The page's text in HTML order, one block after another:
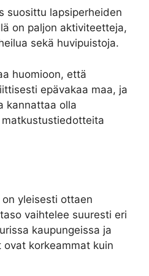
suosittu lapsiperheiden
on paljon aktiviteetteja,
sekä huvipuistoja.
huomioon, että
epävakaa maa, ja
kannattaa olla
yleisesti ottaen
vaihtelee suuresti eri
kaupungeissa ja
korkeammat kuin